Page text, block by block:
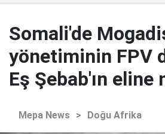
Somali'de
yönetiminin FPV
Eş Şebab'ın eline
Mepa News > Doğu Afrika